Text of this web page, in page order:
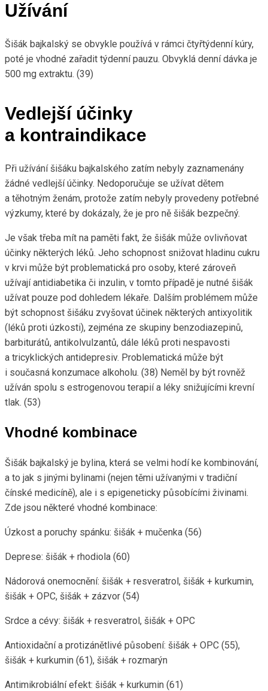
Užívání
Šišák bajkalský se obvykle používá v rámci čtyřtýdenní kúry,
poté je vhodné zařadit týdenní pauzu. Obvyklá denní dávka je
500 mg extraktu. (39)
Vedlejší účinky
a kontraindikace
Při užívání šišáku bajkalského zatím nebyly zaznamenány
žádné vedlejší účinky. Nedoporučuje se užívat dětem
a těhotným ženám, protože zatím nebyly provedeny potřebné
výzkumy, které by dokázaly, že je pro ně šišák bezpečný.
Je však třeba mít na paměti fakt, že šišák může ovlivňovat
účinky některých léků. Jeho schopnost snižovat hladinu cukru
v krvi může být problematická pro osoby, které zároveň
užívají antidiabetika či inzulin, v tomto případě je nutné šišák
užívat pouze pod dohledem lékaře. Dalším problémem může
být schopnost šišáku zvyšovat účinek některých antixyolitik
(léků proti úzkosti), zejména ze skupiny benzodiazepinů,
barbiturátů, antikolvulzantů, dále léků proti nespavosti
a tricyklických antidepresiv. Problematická může být
i současná konzumace alkoholu. (38) Neměl by být rovněž
užíván spolu s estrogenovou terapií a léky snižujícími krevní
tlak. (53)
Vhodné kombinace
Šišák bajkalský je bylina, která se velmi hodí ke kombinování,
a to jak s jinými bylinami (nejen těmi užívanými v tradiční
čínské medicíně), ale i s epigeneticky působícími živinami.
Zde jsou některé vhodné kombinace:
Úzkost a poruchy spánku: šišák + mučenka (56)
Deprese: šišák + rhodiola (60)
Nádorová onemocnění: šišák + resveratrol, šišák + kurkumin,
šišák + OPC, šišák + zázvor (54)
Srdce a cévy: šišák + resveratrol, šišák + OPC
Antioxidační a protizánětlivé působení: šišák + OPC (55),
šišák + kurkumin (61), šišák + rozmarýn
Antimikrobiální efekt: šišák + kurkumin (61)